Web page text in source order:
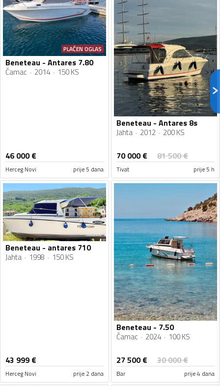
PLAĆEN OGLAS
Beneteau - Antares 7.80
Čamac 2014 150 KS
46 000€
Herceg Novi prije 5 dana
Beneteau - Antares 8s
Jahta 2012 200 KS
70 000€ 81 500€
Tivat prije 5 h
Beneteau - antares 710
Jahta 1998 150 KS
43 999 €
Herceg Novi prije 2 dana
Beneteau - 7.50
Čamac 2024 100 KS
27 500€ 30 000€
Bar prije 4 dana